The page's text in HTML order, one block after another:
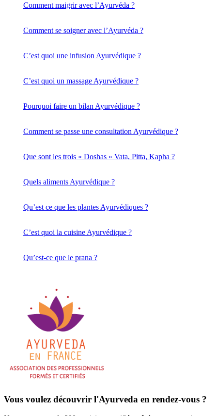
Comment maigrir avec l’Ayurvéda ?
Comment se soigner avec l’Ayurvéda ?
C’est quoi une infusion Ayurvédique ?
C’est quoi un massage Ayurvédique ?
Pourquoi faire un bilan Ayurvédique ?
Comment se passe une consultation Ayurvédique ?
Que sont les trois « Doshas » Vata, Pitta, Kapha ?
Quels aliments Ayurvédique ?
Qu’est ce que les plantes Ayurvédiques ?
C’est quoi la cuisine Ayurvédique ?
Qu’est-ce que le prana ?
Vous voulez découvrir l'Ayurveda en rendez-vous ?